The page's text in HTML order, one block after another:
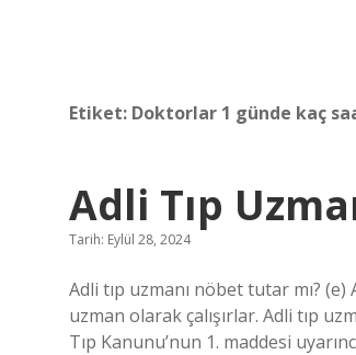
Etiket: Doktorlar 1 günde kaç
Adli Tıp
Tarih: Eylül 28, 2024
Adli tıp uzmanı nöbet tutar mı?
uzman olarak çalışırlar. Adli tıp
Tıp Kanunu’nun 1. maddesi